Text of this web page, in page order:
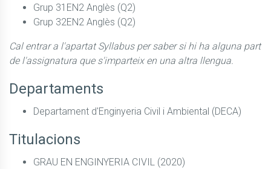
Grup 31EN2 Anglès (Q2)
Grup 32EN2 Anglès (Q2)
Cal entrar a l'apartat Syllabus per saber si hi ha alguna part
de l'assignatura que s'imparteix en una altra llengua.
Departaments
Departament d'Enginyeria Civil i Ambiental (DECA)
Titulacions
GRAU EN ENGINYERIA CIVIL (2020)